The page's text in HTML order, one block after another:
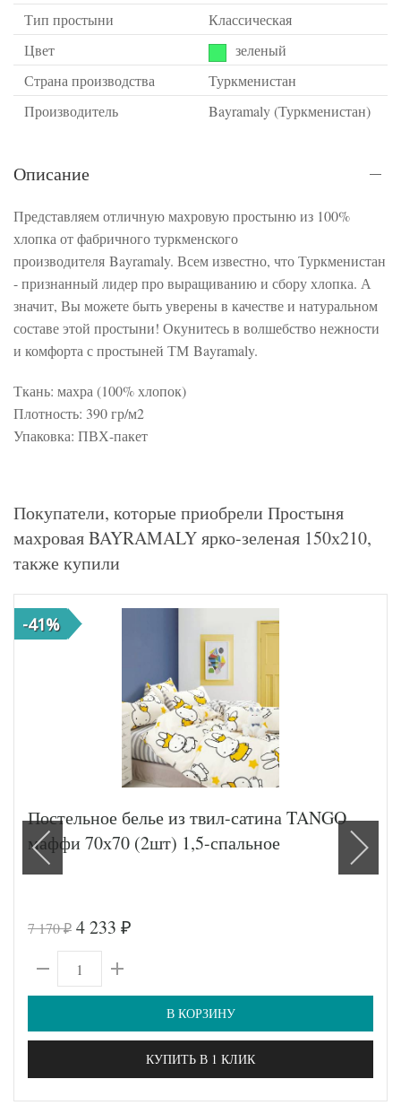
Тип простыни
Классическая
Цвет
зеленый
Страна производства
Туркменистан
Производитель
Bayramaly (Туркменистан)
Описание
Представляем отличную махровую простыню из 100%
хлопка от фабричного туркменского
производителя Bayramaly. Всем известно, что Туркменистан
- признанный лидер про выращиванию и сбору хлопка. А
значит, Вы можете быть уверены в качестве и натуральном
составе этой простыни! Окунитесь в волшебство нежности
и комфорта с простыней ТМ Bayramaly.
Ткань: махра (100% хлопок)
Плотность: 390 гр/м2
Упаковка: ПВХ-пакет
Покупатели, которые приобрели Простыня
махровая BAYRAMALY ярко-зеленая 150х210,
также купили
-41%
Постельное белье из твил-сатина TANGO
маффи 70х70 (2шт) 1,5-спальное
7 170₽ 4 233 ₽
В КОРЗИНУ
КУПИТЬ В 1 КЛИК